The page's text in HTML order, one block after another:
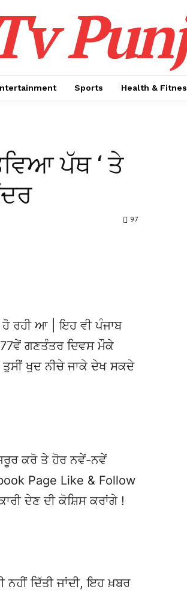
Sports Health &
ਪੱਥ ‘ ਤੇ
97
ਰਹੀ ਆ | ਇਹ ਵੀ ਪੰਜਾਬ
ਗਣਤੰਤਰ ਦਿਵਸ ਮੌਕੇ
ਤੁਸੀਂ ਖੁਦ ਨੀਚੇ ਜਾਕੇ ਦੇਖ ਸਕਦੇ
ਕਰੋ ਤੇ ਹੋਰ ਨਵੇਂ-ਨਵੇਂ
Page Like & Follow
ਦੇਣ ਦੀ ਕੋਸ਼ਿਸ ਕਰਾਂਗੇ !
ਦਿੱਤੀ ਜਾਂਦੀ, ਇਹ ਖ਼ਬਰ